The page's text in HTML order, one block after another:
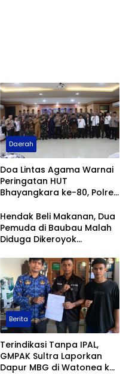
Daerah
Doa Lintas Agama Warnai
Peringatan HUT
Bhayangkara ke-80, Polres
Komitmen Jaga Kerukunan
dan Kamtibmas
Hendak Beli Makanan, Dua
Pemuda di Baubau Malah
Diduga Dikeroyok
Berita
Terindikasi Tanpa IPAL,
GMPAK Sultra Laporkan
Dapur MBG di Watonea ke